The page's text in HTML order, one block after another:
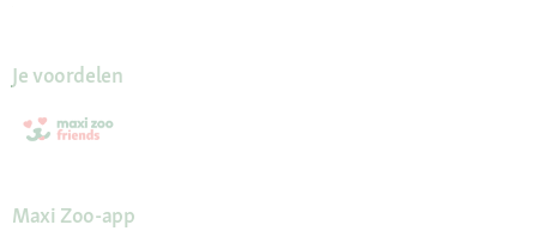
Je voordelen
Maxi Zoo-app